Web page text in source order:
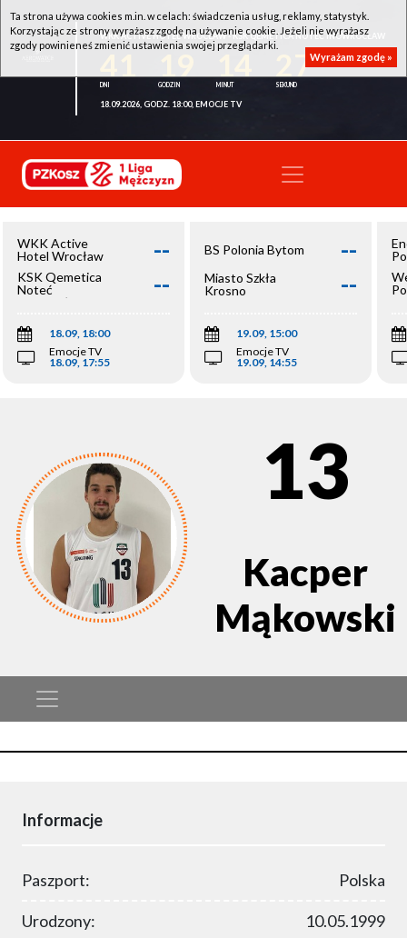
WKK ACTIVE HOTEL WROCŁAW - KSK QEMETICA NOTEĆ INOWROCŁAW
27
18.09.2026, GODZ. 18:00, EMOCJE TV
WKK Active
Hotel Wrocław
--
KSK Qemetica
Noteć
Inowrocław
--
18.09, 18:00
Emocje TV
18.09, 17:55
BS Polonia Bytom --
Miasto Szkła
Krosno
--
19.09, 15:00
Emocje TV
19.09, 14:55
13
Kacper
Mąkowski
Informacje
Paszport: Polska
Urodzony: 10.05.1999
Ta strona używa cookies m.in. w celach: świadczenia usług, reklamy, statystyk.
Korzystając ze strony wyrażasz zgodę na używanie cookie. Jeżeli nie wyrażasz
zgody powinieneś zmienić ustawienia swojej przeglądarki.
Wyrażam zgodę »